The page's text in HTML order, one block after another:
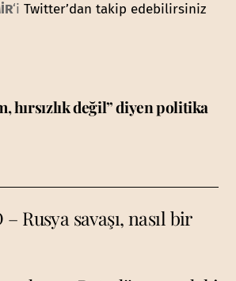
‘iTwitter’dan takip edebilirsiniz
hırsızlık değil” diyen politika
Rusya savaşı, nasıl bir